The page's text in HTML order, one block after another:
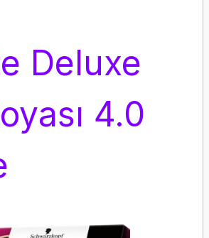
Deluxe
4.0